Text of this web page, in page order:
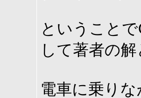
ということ
して著者の
電車に乗り